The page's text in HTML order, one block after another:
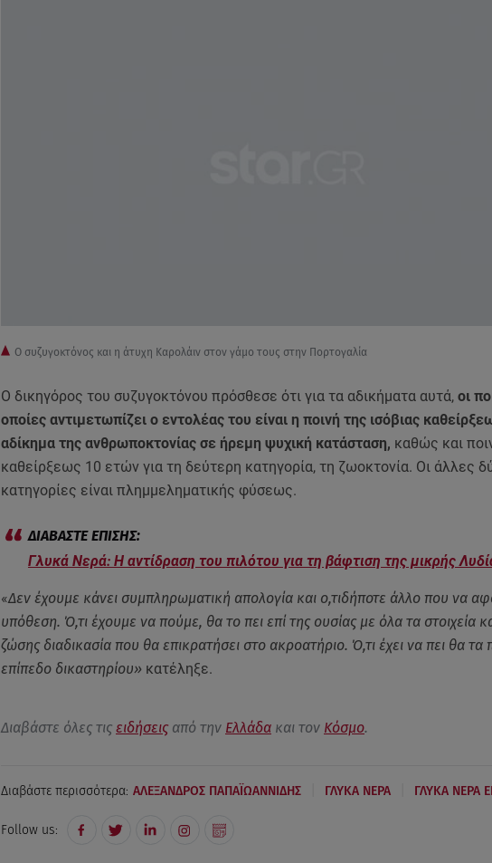
Ο συζυγοκτόνος και η άτυχη Καρολάιν στον γάμο τους στην Πορτογαλία
Ο δικηγόρος του συζυγοκτόνου πρόσθεσε ότι για τα αδικήματα αυτά, οι
οποίες αντιμετωπίζει ο εντολέας του είναι η ποινή της ισόβιας
αδίκημα της ανθρωποκτονίας σε ήρεμη ψυχική κατάσταση, καθώς και
καθείρξεως 10 ετών για τη δεύτερη κατηγορία, τη ζωοκτονία. Οι άλλες
κατηγορίες είναι πλημμεληματικής φύσεως.
Γλυκά Νερά: Η αντίδραση του πιλότου για τη βάφτιση της μικρής
«Δεν έχουμε κάνει συμπληρωματική απολογία και ο,τιδήποτε άλλο που να
υπόθεση. Ό,τι έχουμε να πούμε, θα το πει επί της ουσίας με όλα τα στοιχεία
ζώσης διαδικασία που θα επικρατήσει στο ακροατήριο. Ό,τι έχει να πει θα τα
επίπεδο δικαστηρίου»κατέληξε.
Διαβάστε όλες τις ειδήσειςαπό την Ελλάδακαι τον Κόσμο.
Διαβάστε περισσότερα: ΑΛΕΞΑΝΔΡΟΣ ΠΑΠΑΪΩΑΝΝΙΔΗΣ ΓΛΥΚΑ ΝΕΡΑ ΓΛΥΚΑ ΝΕΡΑ
Follow us: